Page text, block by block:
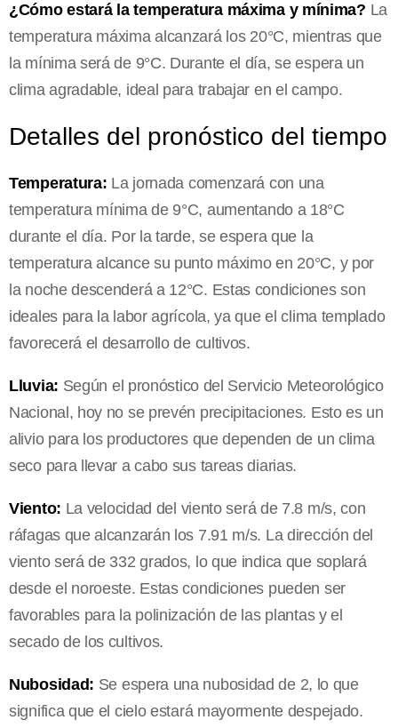
¿Cómo estará la temperatura máxima y mínima? La
temperatura máxima alcanzará los 20°C, mientras que
la mínima será de 9°C. Durante el día, se espera un
clima agradable, ideal para trabajar en el campo.
Detalles del pronóstico del tiempo
Temperatura: La jornada comenzará con una
temperatura mínima de 9°C, aumentando a 18°C
durante el día. Por la tarde, se espera que la
temperatura alcance su punto máximo en 20°C, y por
la noche descenderá a 12°C. Estas condiciones son
ideales para la labor agrícola, ya que el clima templado
favorecerá el desarrollo de cultivos.
Lluvia: Según el pronóstico del Servicio Meteorológico
Nacional, hoy no se prevén precipitaciones. Esto es un
alivio para los productores que dependen de un clima
seco para llevar a cabo sus tareas diarias.
Viento: La velocidad del viento será de 7.8 m/s, con
ráfagas que alcanzarán los 7.91 m/s. La dirección del
viento será de 332 grados, lo que indica que soplará
desde el noroeste. Estas condiciones pueden ser
favorables para la polinización de las plantas y el
secado de los cultivos.
Nubosidad: Se espera una nubosidad de 2, lo que
significa que el cielo estará mayormente despejado.